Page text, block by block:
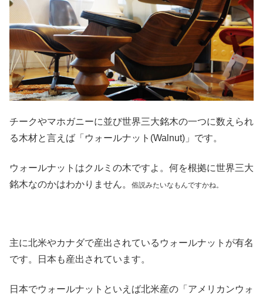
チークやマホガニーに並び世界三大銘木の一つに数えられ
る木材と言えば「ウォールナット(Walnut)」です。
ウォールナットはクルミの木ですよ。何を根拠に世界三大
銘木なのかはわかりません。
俗説みたいなもんですかね。
主に北米やカナダで産出されているウォールナットが有名
です。日本も産出されています。
日本でウォールナットといえば北米産の「アメリカンウォ